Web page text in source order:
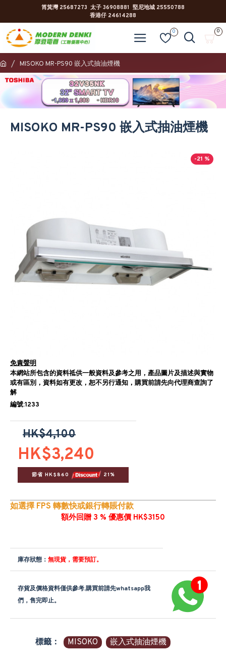
筲箕灣 25687273 太子 36908881 堅尼地城 25550788
香港仔 24614288
0 0
MISOKO MR-PS90 嵌入式抽油煙機
MISOKO MR-PS90 嵌入式抽油煙機
-21 %
免責聲明
本網站所包含的資料祗供一般資料及參考之用，產品圖片及描述與實物
或有區別，資料如有更改，恕不另行通知，購買前請先向代理商查詢了
解
編號:1233
HK$3,240
HK$4,100
節省 HK$860 21%
如選擇 FPS 轉數快或銀行轉賬付款
額外回贈 3 % 優惠價 HK$3150
庫存狀態： 無現貨，需要預訂。
存貨及價格資料僅供參考,購買前請先whatsapp我
們，售完即止。
標籤： MISOKO 嵌入式抽油煙機